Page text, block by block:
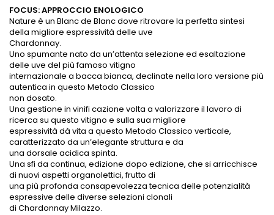
FOCUS: APPROCCIO ENOLOGICO
Nature è un Blanc de Blanc dove ritrovare la perfetta sintesi
della migliore espressività delle uve
Chardonnay.
Uno spumante nato da un’attenta selezione ed esaltazione
delle uve del più famoso vitigno
internazionale a bacca bianca, declinate nella loro versione più
autentica in questo Metodo Classico
non dosato.
Una gestione in vinifi cazione volta a valorizzare il lavoro di
ricerca su questo vitigno e sulla sua migliore
espressività dà vita a questo Metodo Classico verticale,
caratterizzato da un’elegante struttura e da
una dorsale acidica spinta.
Una sfi da continua, edizione dopo edizione, che si arricchisce
di nuovi aspetti organolettici, frutto di
una più profonda consapevolezza tecnica delle potenzialità
espressive delle diverse selezioni clonali
di Chardonnay Milazzo.